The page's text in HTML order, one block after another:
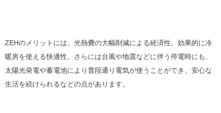
ZEHのメリットには、光熱費の大幅削減による経済性。効果的に冷
暖房を使える快適性。さらには台風や地震などに伴う停電時にも、
太陽光発電や蓄電池により普段通り電気が使うことができ、安心な
生活を続けられるなどの点があります。